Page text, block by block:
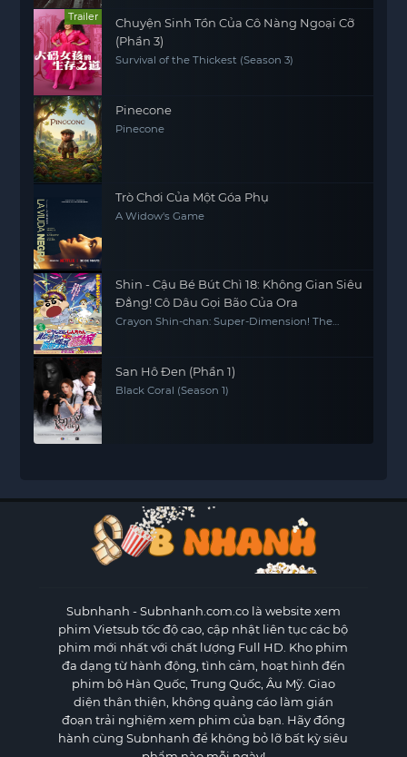
Trailer
Chuyện Sinh Tồn Của Cô Nàng Ngoại Cỡ
(Phần 3)
Survival of the Thickest (Season 3)
Pinecone
Pinecone
Trò Chơi Của Một Góa Phụ
A Widow's Game
Shin - Cậu Bé Bút Chì 18: Không Gian Siêu
Đẳng! Cô Dâu Gọi Bão Của Ora
Crayon Shin-chan: Super-Dimension! The
San Hô Đen (Phần 1)
Black Coral (Season 1)
Subnhanh - Subnhanh.com.co là website xem
phim Vietsub tốc độ cao, cập nhật liên tục các bộ
phim mới nhất với chất lượng Full HD. Kho phim
đa dạng từ hành động, tình cảm, hoạt hình đến
phim bộ Hàn Quốc, Trung Quốc, Âu Mỹ. Giao
diện thân thiện, không quảng cáo làm gián
đoạn trải nghiệm xem phim của bạn. Hãy đồng
hành cùng Subnhanh để không bỏ lỡ bất kỳ siêu